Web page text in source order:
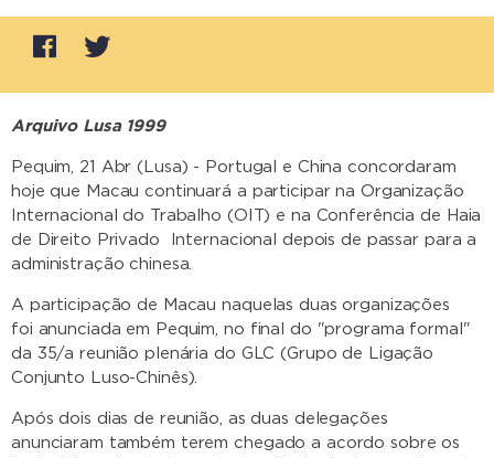
Arquivo Lusa 1999
Pequim, 21 Abr (Lusa) - Portugal e China concordaram
hoje que Macau continuará a participar na Organização
Internacional do Trabalho (OIT) e na Conferência de Haia
de Direito Privado Internacional depois de passar para a
administração chinesa.
A participação de Macau naquelas duas organizações
foi anunciada em Pequim, no final do "programa formal"
da 35/a reunião plenária do GLC (Grupo de Ligação
Conjunto Luso-Chinês).
Após dois dias de reunião, as duas delegações
anunciaram também terem chegado a acordo sobre os